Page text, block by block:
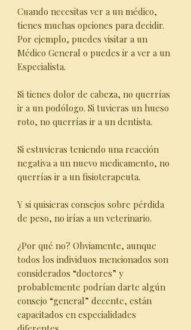
Cuando necesitas ver a un médico,
tienes muchas opciones para decidir.
Por ejemplo, puedes visitar a un
Médico General o puedes ir a ver a un
Especialista.
Si tienes dolor de cabeza, no querrías
ir a un podólogo. Si tuvieras un hueso
roto, no querrías ir a un dentista.
Si estuvieras teniendo una reacción
negativa a un nuevo medicamento, no
querrías ir a un fisioterapeuta.
Y si quisieras consejos sobre pérdida
de peso, no irías a un veterinario.
¿Por qué no? Obviamente, aunque
todos los individuos mencionados son
considerados “doctores” y
probablemente podrían darte algún
consejo “general” decente, están
capacitados en especialidades